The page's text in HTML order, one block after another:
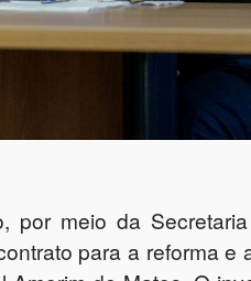
por meio da
para a reforma e